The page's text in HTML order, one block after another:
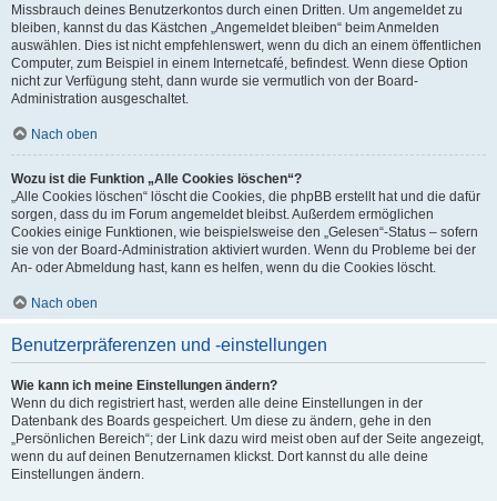
Missbrauch deines Benutzerkontos durch einen Dritten. Um angemeldet zu
bleiben, kannst du das Kästchen „Angemeldet bleiben“ beim Anmelden
auswählen. Dies ist nicht empfehlenswert, wenn du dich an einem öffentlichen
Computer, zum Beispiel in einem Internetcafé, befindest. Wenn diese Option
nicht zur Verfügung steht, dann wurde sie vermutlich von der Board-
Administration ausgeschaltet.
Nach oben
Wozu ist die Funktion „Alle Cookies löschen“?
„Alle Cookies löschen“ löscht die Cookies, die phpBB erstellt hat und die dafür
sorgen, dass du im Forum angemeldet bleibst. Außerdem ermöglichen
Cookies einige Funktionen, wie beispielsweise den „Gelesen“-Status – sofern
sie von der Board-Administration aktiviert wurden. Wenn du Probleme bei der
An- oder Abmeldung hast, kann es helfen, wenn du die Cookies löscht.
Nach oben
Benutzerpräferenzen und -einstellungen
Wie kann ich meine Einstellungen ändern?
Wenn du dich registriert hast, werden alle deine Einstellungen in der
Datenbank des Boards gespeichert. Um diese zu ändern, gehe in den
„Persönlichen Bereich“; der Link dazu wird meist oben auf der Seite angezeigt,
wenn du auf deinen Benutzernamen klickst. Dort kannst du alle deine
Einstellungen ändern.